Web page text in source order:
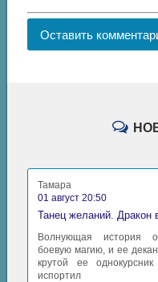
Оставить
Тамара
01 август 20:50
Танец желаний. Дракон
Волнующая история о
боевую магию, и ее
крутой ее
испортил